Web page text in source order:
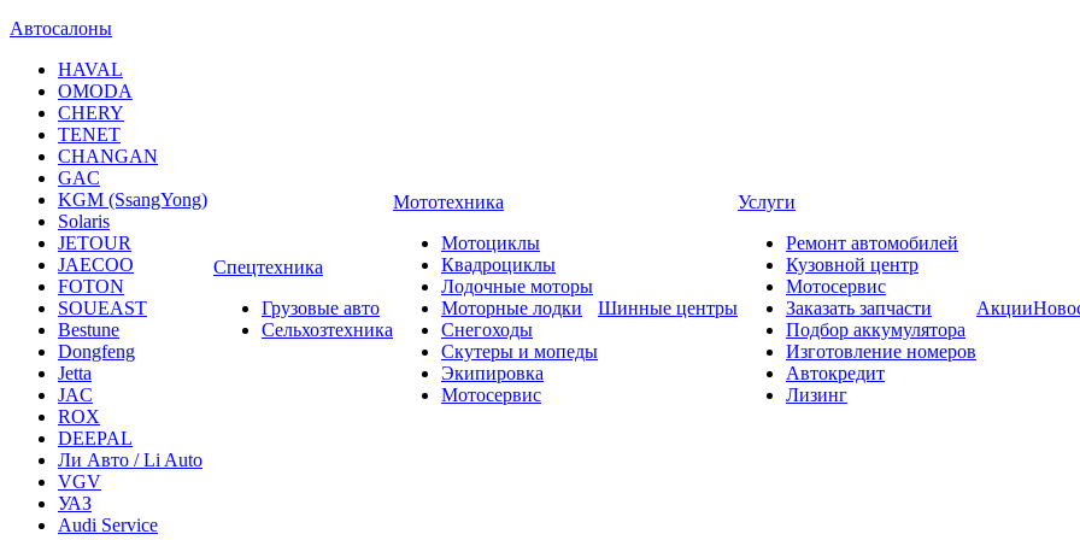
Автосалоны
HAVAL
OMODA
CHERY
TENET
CHANGAN
GAC
KGM (SsangYong)
Solaris
JETOUR
JAECOO
FOTON
SOUEAST
Bestune
Dongfeng
Jetta
JAC
ROX
DEEPAL
Ли Авто / Li Auto
VGV
УАЗ
Audi Service
Спецтехника
Грузовые авто
Сельхозтехника
Мототехника
Мотоциклы
Квадроциклы
Лодочные моторы
Моторные лодки
Снегоходы
Скутеры и мопеды
Экипировка
Мотосервис
Шинные центры
Услуги
Ремонт автомобилей
Кузовной центр
Мотосервис
Заказать запчасти
Подбор аккумулятора
Изготовление номеров
Автокредит
Лизинг
Акции